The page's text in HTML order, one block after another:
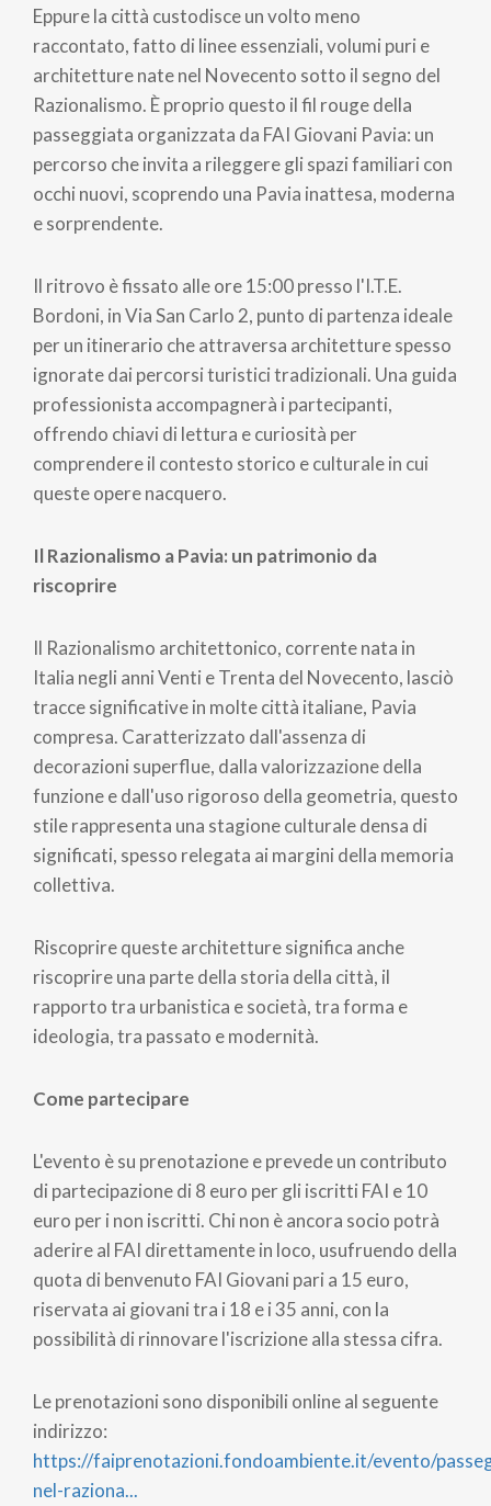
Eppure la città custodisce un volto meno
raccontato, fatto di linee essenziali, volumi puri e
architetture nate nel Novecento sotto il segno del
Razionalismo. È proprio questo il fil rouge della
passeggiata organizzata da FAI Giovani Pavia: un
percorso che invita a rileggere gli spazi familiari con
occhi nuovi, scoprendo una Pavia inattesa, moderna
e sorprendente.
Il ritrovo è fissato alle ore 15:00 presso l'I.T.E.
Bordoni, in Via San Carlo 2, punto di partenza ideale
per un itinerario che attraversa architetture spesso
ignorate dai percorsi turistici tradizionali. Una guida
professionista accompagnerà i partecipanti,
offrendo chiavi di lettura e curiosità per
comprendere il contesto storico e culturale in cui
queste opere nacquero.
Il Razionalismo a Pavia: un patrimonio da
riscoprire
Il Razionalismo architettonico, corrente nata in
Italia negli anni Venti e Trenta del Novecento, lasciò
tracce significative in molte città italiane, Pavia
compresa. Caratterizzato dall'assenza di
decorazioni superflue, dalla valorizzazione della
funzione e dall'uso rigoroso della geometria, questo
stile rappresenta una stagione culturale densa di
significati, spesso relegata ai margini della memoria
collettiva.
Riscoprire queste architetture significa anche
riscoprire una parte della storia della città, il
rapporto tra urbanistica e società, tra forma e
ideologia, tra passato e modernità.
Come partecipare
L'evento è su prenotazione e prevede un contributo
di partecipazione di 8 euro per gli iscritti FAI e 10
euro per i non iscritti. Chi non è ancora socio potrà
aderire al FAI direttamente in loco, usufruendo della
quota di benvenuto FAI Giovani pari a 15 euro,
riservata ai giovani tra i 18 e i 35 anni, con la
possibilità di rinnovare l'iscrizione alla stessa cifra.
Le prenotazioni sono disponibili online al seguente
indirizzo:
https://faiprenotazioni.fondoambiente.it/evento/
nel-raziona...